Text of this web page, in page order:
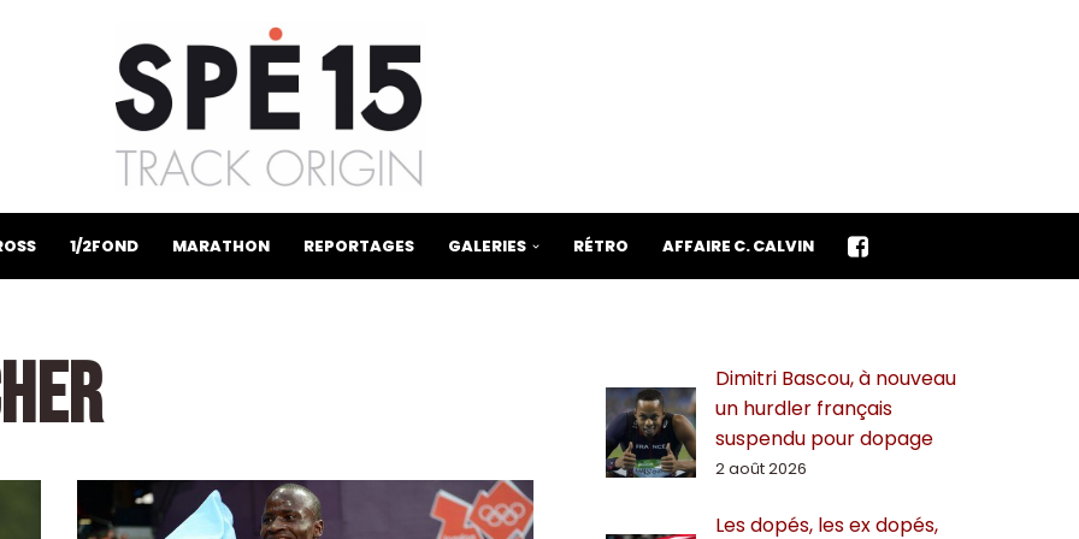
1/2FOND MARATHON REPORTAGES GALERIES RÉTRO AFFAIRE C. CALVIN
Dimitri Bascou, à nouveau
un hurdler français
suspendu pour dopage
2 août 2026
Les dopés, les ex dopés,